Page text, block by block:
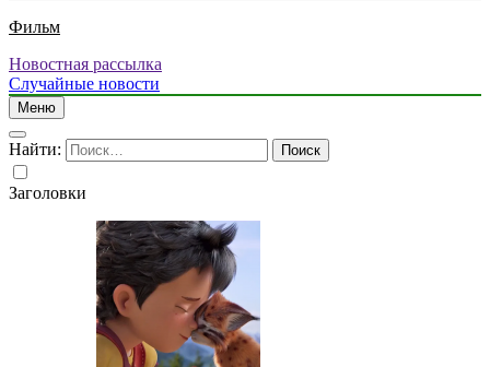
Фильм
Новостная рассылка
Случайные новости
Меню
Найти:
Заголовки